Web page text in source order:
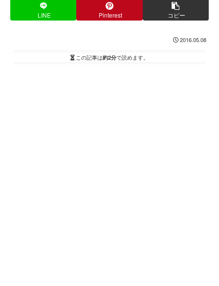
LINE Pinterest コピー
2016.05.08
この記事は約2分で読めます。